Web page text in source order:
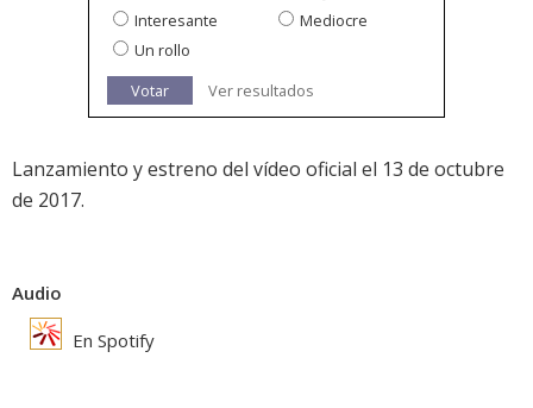
Interesante
Mediocre
Un rollo
Votar
Ver resultados
Lanzamiento y estreno del vídeo oficial el 13 de octubre
de 2017.
Audio
En Spotify